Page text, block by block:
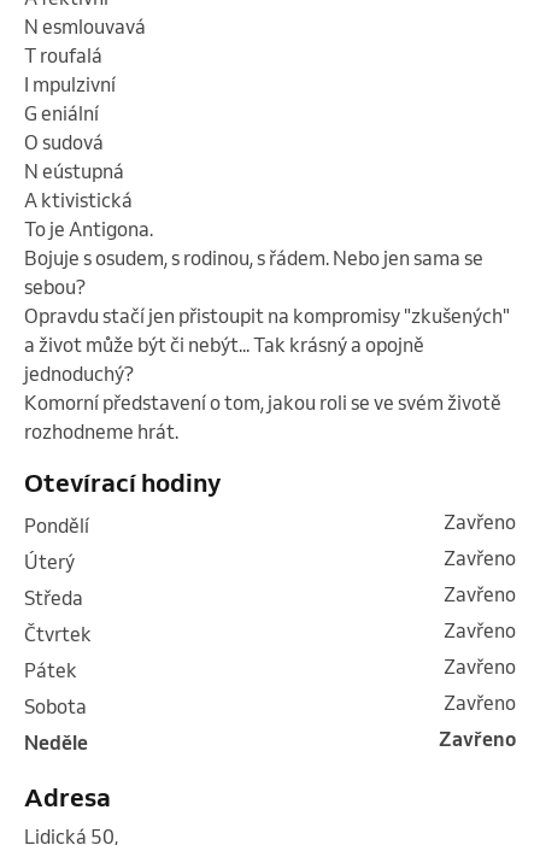
N esmlouvavá
T roufalá
I mpulzivní
G eniální
O sudová
N eústupná
A ktivistická
To je Antigona.
Bojuje s osudem, s rodinou, s řádem. Nebo jen sama se
sebou?
Opravdu stačí jen přistoupit na kompromisy "zkušených"
a život může být či nebýt... Tak krásný a opojně
jednoduchý?
Komorní představení o tom, jakou roli se ve svém životě
rozhodneme hrát.
Otevírací hodiny
pondělí
Zavřeno
úterý
Zavřeno
středa
Zavřeno
čtvrtek
Zavřeno
pátek
Zavřeno
sobota
Zavřeno
neděle
Zavřeno
Adresa
Lidická 50,